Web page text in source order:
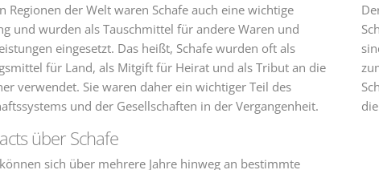
Regionen der Welt waren Schafe auch eine wichtige
und wurden als Tauschmittel für andere Waren und
eingesetzt. Das heißt, Schafe wurden oft als
für Land, als Mitgift für Heirat und als Tribut an die
verwendet. Sie waren daher ein wichtiger Teil des
und der Gesellschaften in der Vergangenheit.
über Schafe
sich über mehrere Jahre hinweg an bestimmte